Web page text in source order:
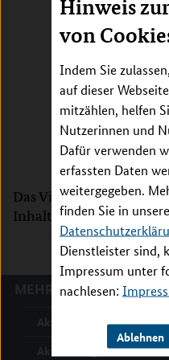
Hinweis
von
Indem Sie
auf dieser
mitzählen, helfen
Nutzerinnen und
Dafür verwenden
erfassten Daten
weitergegeben.
finden Sie in
Dienstleister sind,
Impressum unter
nachlesen:
Ablehnen
Das Video steht Ihnen
Inhalt auf
YouTube
MEHR ZU:
Aktuelle Meldungen
Aktuelle Ergebnisse der